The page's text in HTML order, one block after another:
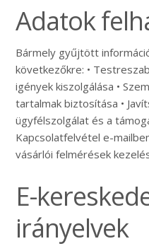
Adatok
Bármely gyűjtött
következőkre: •
igények kiszolgálása •
tartalmak biztosítása •
ügyfélszolgálat és a
Kapcsolatfelvétel e-
vásárlói felmérések
E-
irányelvek